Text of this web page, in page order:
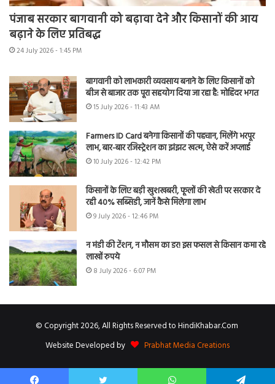
पंजाब सरकार बागवानी को बढ़ावा देने और किसानों की आय
बढ़ाने के लिए प्रतिबद्ध
24 July 2026 - 1:45 PM
बागवानी को लाभकारी व्यवसाय बनाने के लिए किसानों को
बीज से बाजार तक पूरा सहयोग दिया जा रहा है: मोहिंदर भगत
15 July 2026 - 11:43 AM
Farmers ID Card बनेगा किसानों की पहचान, मिलेंगे भरपूर
लाभ, बार-बार रजिस्ट्रेशन का झंझट खत्म, ऐसे करें अप्लाई
10 July 2026 - 12:42 PM
किसानों के लिए बड़ी खुशखबरी, फूलों की खेती पर सरकार दे
रही 40% सब्सिडी, जानें कैसे मिलेगा लाभ
9 July 2026 - 12:46 PM
न मंडी की टेंशन, न मौसम का डर! इस फसल से किसान कमा रहे
लाखों रुपये
8 July 2026 - 6:07 PM
© Copyright 2026, All Rights Reserved to HindiKhabar.Com
Website Developed by
Prabhat Media Creations